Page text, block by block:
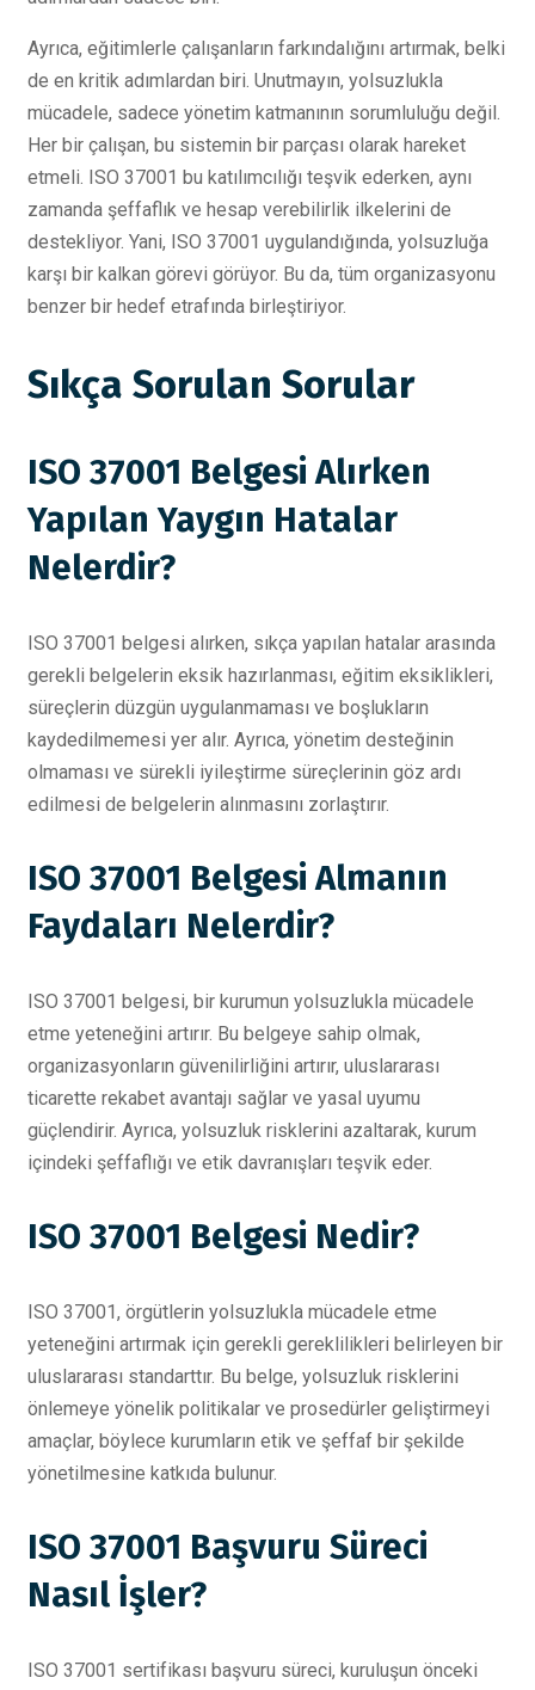
Ayrıca, eğitimlerle çalışanların farkındalığını artırmak, belki
de en kritik adımlardan biri. Unutmayın, yolsuzlukla
mücadele, sadece yönetim katmanının sorumluluğu değil.
Her bir çalışan, bu sistemin bir parçası olarak hareket
etmeli. ISO 37001 bu katılımcılığı teşvik ederken, aynı
zamanda şeffaflık ve hesap verebilirlik ilkelerini de
destekliyor. Yani, ISO 37001 uygulandığında, yolsuzluğa
karşı bir kalkan görevi görüyor. Bu da, tüm organizasyonu
benzer bir hedef etrafında birleştiriyor.
Sıkça Sorulan Sorular
ISO 37001 Belgesi Alırken
Yapılan Yaygın Hatalar
Nelerdir?
ISO 37001 belgesi alırken, sıkça yapılan hatalar arasında
gerekli belgelerin eksik hazırlanması, eğitim eksiklikleri,
süreçlerin düzgün uygulanmaması ve boşlukların
kaydedilmemesi yer alır. Ayrıca, yönetim desteğinin
olmaması ve sürekli iyileştirme süreçlerinin göz ardı
edilmesi de belgelerin alınmasını zorlaştırır.
ISO 37001 Belgesi Almanın
Faydaları Nelerdir?
ISO 37001 belgesi, bir kurumun yolsuzlukla mücadele
etme yeteneğini artırır. Bu belgeye sahip olmak,
organizasyonların güvenilirliğini artırır, uluslararası
ticarette rekabet avantajı sağlar ve yasal uyumu
güçlendirir. Ayrıca, yolsuzluk risklerini azaltarak, kurum
içindeki şeffaflığı ve etik davranışları teşvik eder.
ISO 37001 Belgesi Nedir?
ISO 37001, örgütlerin yolsuzlukla mücadele etme
yeteneğini artırmak için gerekli gereklilikleri belirleyen bir
uluslararası standarttır. Bu belge, yolsuzluk risklerini
önlemeye yönelik politikalar ve prosedürler geliştirmeyi
amaçlar, böylece kurumların etik ve şeffaf bir şekilde
yönetilmesine katkıda bulunur.
ISO 37001 Başvuru Süreci
Nasıl İşler?
ISO 37001 sertifikası başvuru süreci, kuruluşun önceki